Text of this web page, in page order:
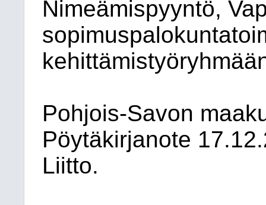
Nimeämispyyntö,
Pohjois-Savon
Pöytäkirjanote
Liitto.